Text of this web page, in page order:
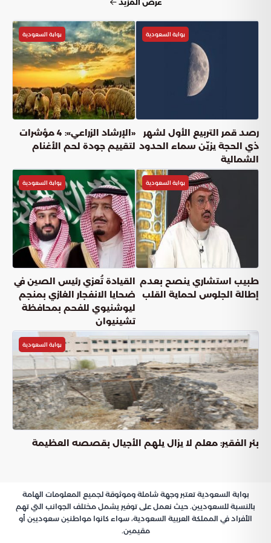
عرض المزيد
بوابة السعودية
رصد قمر التربيع الأول لشهر
ذي الحجة يزيّن سماء الحدود
الشمالية
بوابة السعودية
«الإرشاد الزراعي»: 4 مؤشرات
لتقييم جودة لحم الأغنام
بوابة السعودية
طبيب استشاري ينصح بعدم
إطالة الجلوس لحماية القلب
بوابة السعودية
القيادة تُعزي رئيس الصين في
ضحايا الانفجار الغازي بمنجم
ليوشنيوي للفحم بمحافظة
تشينيوان
بوابة السعودية
بئر الفقير: معلم لا يزال يلهم الأجيال بقصصه العظيمة
بوابة السعودية تعتبر وجهة شاملة وموثوقة لجميع المعلومات الهامة
بالنسبة للسعوديين. حيث نعمل على توفير يشمل مختلف الجوانب التي تهم
الأفراد في المملكة العربية السعودية، سواء كانوا مواطنين سعوديين أو
مقيمين.